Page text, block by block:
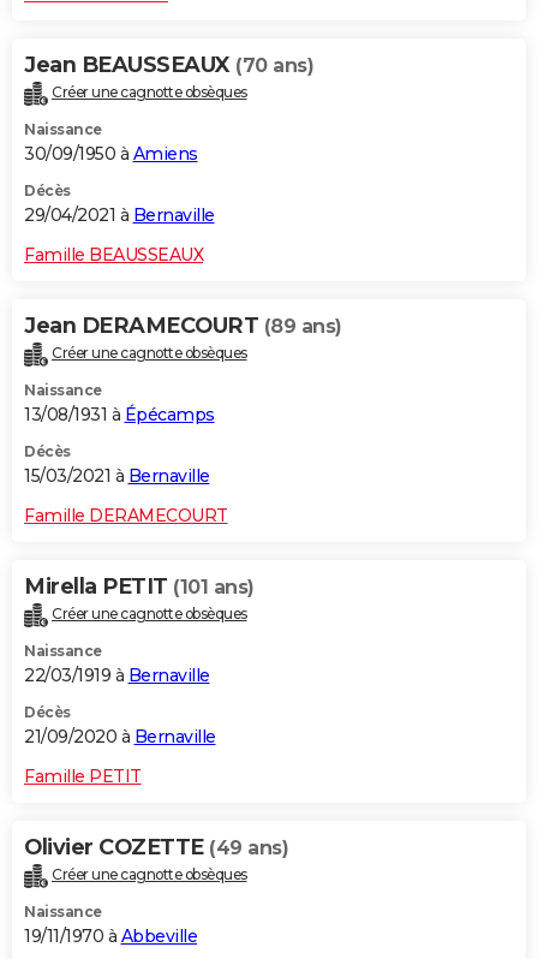
Jean BEAUSSEAUX (70 ans)
Créer une cagnotte obsèques
Naissance
30/09/1950 à Amiens
Décès
29/04/2021 à Bernaville
Famille BEAUSSEAUX
Jean DERAMECOURT (89 ans)
Créer une cagnotte obsèques
Naissance
13/08/1931 à Épécamps
Décès
15/03/2021 à Bernaville
Famille DERAMECOURT
Mirella PETIT (101 ans)
Créer une cagnotte obsèques
Naissance
22/03/1919 à Bernaville
Décès
21/09/2020 à Bernaville
Famille PETIT
Olivier COZETTE (49 ans)
Créer une cagnotte obsèques
Naissance
19/11/1970 à Abbeville